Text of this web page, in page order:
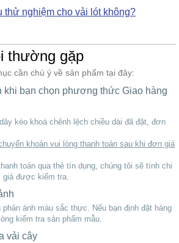
thử nghiệm cho vải lót không?
thường gặp
cần chú ý về sản phẩm tại đây:
khi bạn chọn phương thức Giao hàng
kéo khoá chênh lệch chiều dài đã đặt, đơn
khoản vui lòng thanh toán sau khi đơn giá
toán qua thẻ tín dụng, chúng tôi sẽ tính chi
giá được kiểm tra.
phản ánh màu sắc thực. Nếu bạn định đặt hàng
kiểm tra sản phẩm mẫu.
vải cây